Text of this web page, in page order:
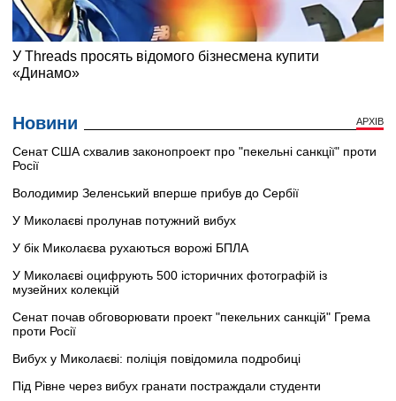
Новини АРХІВ
Сенат США схвалив законопроект про "пекельні санкції" проти
Росії
Володимир Зеленський вперше прибув до Сербії
У Миколаєві пролунав потужний вибух
У бік Миколаєва рухаються ворожі БПЛА
У Миколаєві оцифрують 500 історичних фотографій із
музейних колекцій
Сенат почав обговорювати проект "пекельних санкцій" Грема
проти Росії
Вибух у Миколаєві: поліція повідомила подробиці
Під Рівне через вибух гранати постраждали студенти